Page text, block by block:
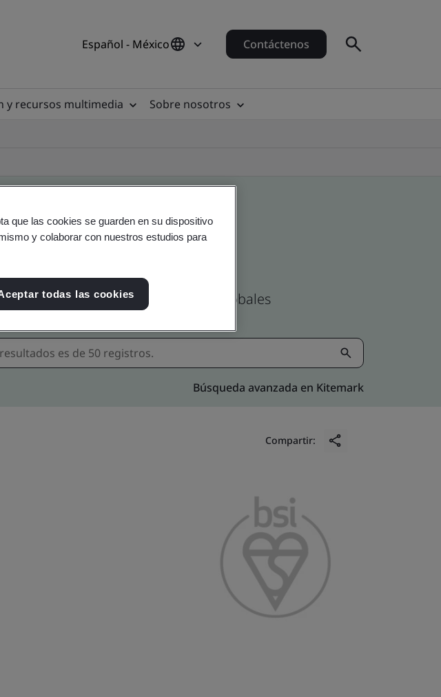
Español - México Contáctenos
y recursos multimedia
Sobre nosotros
empresas Mexicanas y globales
Búsqueda avanzada en Kitemark
Compartir:
que las cookies se guarden en su dispositivo
y colaborar con nuestros estudios para
todas las cookies